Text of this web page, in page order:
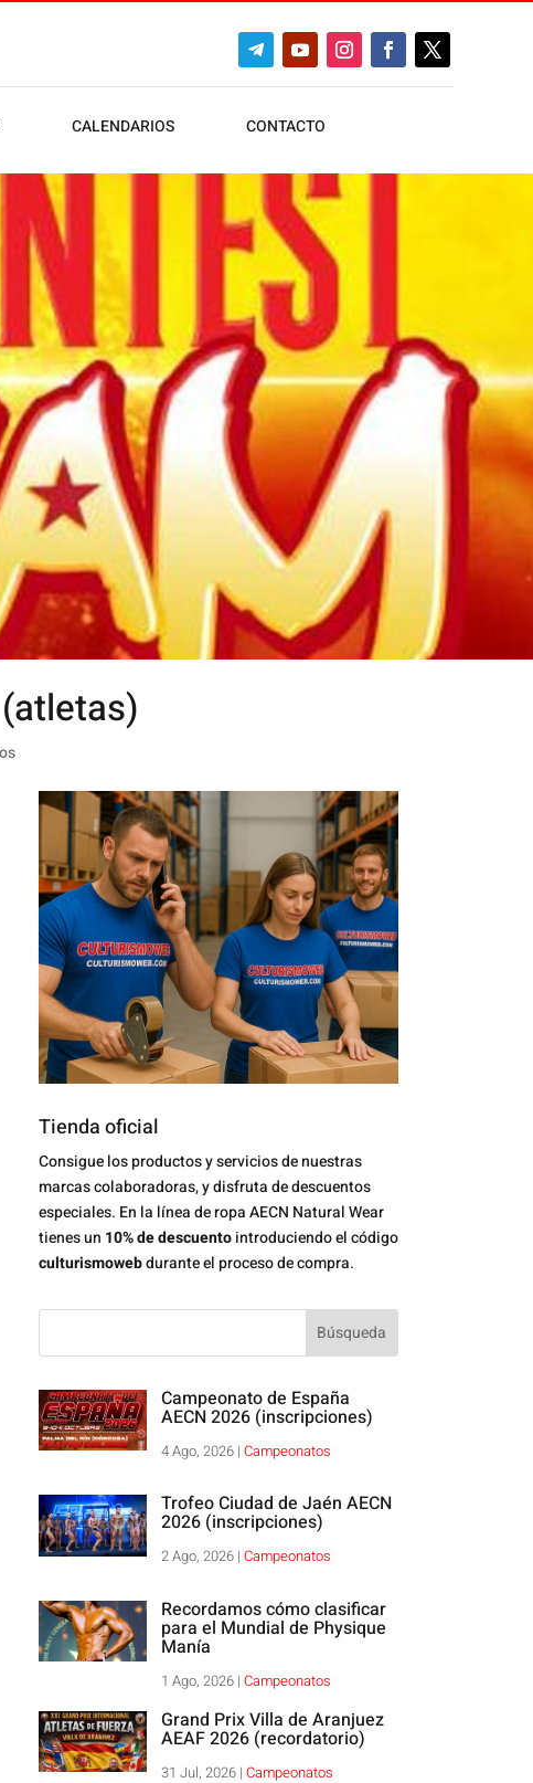
CALENDARIOS CONTACTO
Tienda oficial
Consigue los productos y servicios de nuestras
marcas colaboradoras, y disfruta de descuentos
especiales. En la línea de ropa AECN Natural Wear
tienes un 10% de descuentointroduciendo el código
culturismowebdurante el proceso de compra.
Campeonato de España
AECN 2026 (inscripciones)
4 Ago, 2026| Campeonatos
Trofeo Ciudad de Jaén AECN
2026 (inscripciones)
2 Ago, 2026| Campeonatos
Recordamos cómo clasificar
para el Mundial de Physique
Manía
1 Ago, 2026| Campeonatos
Grand Prix Villa de Aranjuez
AEAF 2026 (recordatorio)
31 Jul, 2026| Campeonatos